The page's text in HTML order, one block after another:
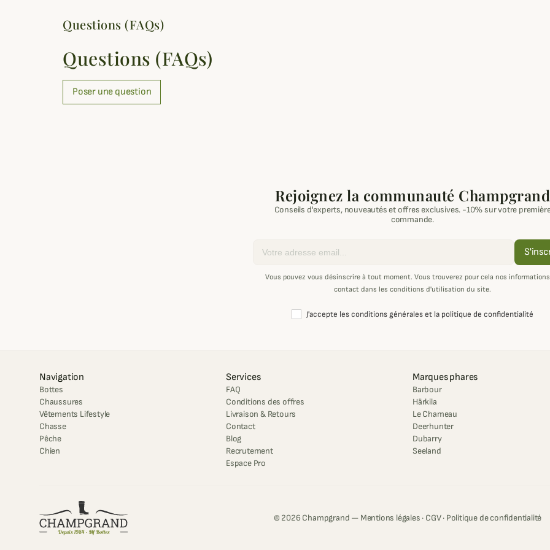
Questions (FAQs)
Questions (FAQs)
Poser une question
Rejoignez la communauté Champgrand
Conseils d'experts, nouveautés et offres exclusives. -10% sur votre
commande.
Vous pouvez vous désinscrire à tout moment. Vous trouverez pour cela nos
contact dans les conditions d'utilisation du site.
J'accepte les conditions générales et la politique de confidentialité
Navigation
Bottes
Chaussures
Vêtements Lifestyle
Chasse
Pêche
Chien
Services
FAQ
Conditions des offres
Livraison & Retours
Contact
Blog
Recrutement
Espace Pro
Marques phares
Barbour
Härkila
Le Chameau
Deerhunter
Dubarry
Seeland
© 2026 Champgrand — Mentions légales · CGV· Politique de confidentialité